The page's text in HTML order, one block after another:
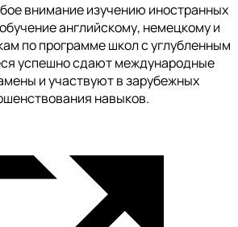
внимание изучению иностранных
английскому, немецкому и
по программе школ с углубленным
успешно сдают международные
и участвуют в зарубежных
навыков.